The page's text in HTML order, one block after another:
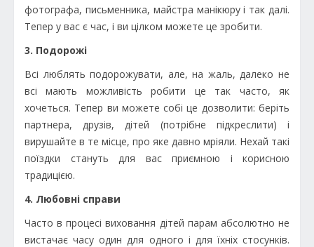
фотографа, письменника, майстра манікюру і так далі.
Тепер у вас є час, і ви цілком можете це зробити.
3. Подорожі
Всі люблять подорожувати, але, на жаль, далеко не
всі мають можливість робити це так часто, як
хочеться. Тепер ви можете собі це дозволити: беріть
партнера, друзів, дітей (потрібне підкреслити) і
вирушайте в те місце, про яке давно мріяли. Нехай такі
поїздки стануть для вас приємною і корисною
традицією.
4. Любовні справи
Часто в процесі виховання дітей парам абсолютно не
вистачає часу один для одного і для їхніх стосунків.